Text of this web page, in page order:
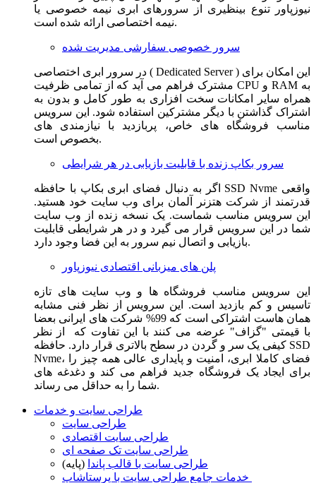
نیوزپاور تنوع بینظیری از سرورهای ابری نیمه خصوصی یا
نیمه اختصاصی ارائه شده است.
سرور خصوصی سفارشی مدیریت شده
در سرور ابری اختصاصی ( Dedicated Server ) این امکان برای
مشترک فراهم می آید که از تمامی ظرفیت CPU و RAM به
همراه سایر امکانات سخت افزاری به طور کامل و بدون به
اشتراک گذاشتن با دیگر مشترکین استفاده شود. این سرویس
مناسب فروشگاه های خاص، پربازدید با نیازمندی های
بخصوص است.
سرور بکاپ زنده با قابلیت بازیابی در هر شرایطی
اگر به دنبال فضای ابری بکاپ با حافظه SSD Nvme واقعی
قدرتمند از شرکت هتزنر آلمان برای وب سایت خود هستید.
این سرویس مناسب شماست. یک نسخه زنده از وب سایت
شما در این سرویس قرار می گیرد و در هر شرایطی قابلیت
بازیابی و اتصال نیم سرور به این فضا وجود دارد.
پلن های میزبانی اقتصادی نیوزپاور
این سرویس مناسب فروشگاه ها و وب سایت های تازه
تاسیس و کم بازدید است. این سرویس از نظر فنی مشابه
همان هاست اشتراکی است که 99% شرکت های ایرانی بعضا
با قیمتی "گزاف" عرضه می کنند با این تفاوت که از نظر
کیفی یک سر و گردن در سطح بالاتری قرار دارد. حافظه SSD
Nvme، فضای کاملا ابری، امنیت و پایداری عالی همه چیز را
برای ایجاد یک فروشگاه جدید فراهم می کند و دغدغه های
شما را به حداقل می رساند.
طراحی سایت و خدمات
طراحی سایت
طراحی سایت اقتصادی
طراحی سایت تک صفحه ای
طراحی سایت با قالب پاندا (پایه)